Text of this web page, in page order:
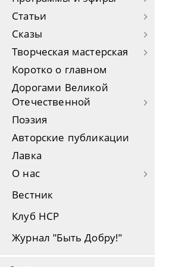
Статьи
Сказы
Творческая мастерская
Коротко о главном
Дорогами Великой
Отечественной
Поэзия
Авторские публикации
Лавка
О нас
Вестник
Клуб НСР
Журнал "Быть Добру!"